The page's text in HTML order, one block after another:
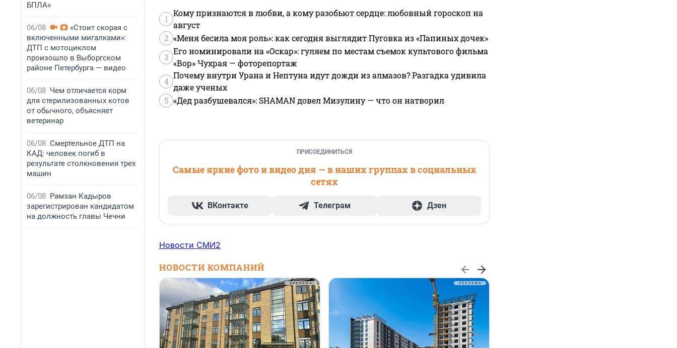
БПЛА»
06/08
«Стоит скорая с
включенными мигалками»:
ДТП с мотоциклом
произошло в Выборгском
районе Петербурга — видео
06/08 Чем отличается корм
для стерилизованных котов
от обычного, объясняет
ветеринар
06/08 Смертельное ДТП на
КАД: человек погиб в
результате столкновения трех
машин
06/08 Рамзан Кадыров
зарегистрирован кандидатом
на должность главы Чечни
1
Кому признаются в любви, а кому разобьют сердце: любовный гороскоп на
август
2 «Меня бесила моя роль»: как сегодня выглядит Пуговка из «Папиных дочек»
3
Его номинировали на «Оскар»: гуляем по местам съемок культового фильма
«Вор» Чухрая — фоторепортаж
4
Почему внутри Урана и Нептуна идут дожди из алмазов? Разгадка удивила
даже ученых
5 «Дед разбушевался»: SHAMAN довел Мизулину — что он натворил
ПРИСОЕДИНИТЬСЯ
Самые яркие фото и видео дня — в наших группах в социальных
сетях
ВКонтакте Телеграм Дзен
Новости СМИ2
НОВОСТИ КОМПАНИЙ